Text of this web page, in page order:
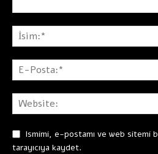
Ismimi, e-postamı ve web sitemi
tarayıcıya kaydet.